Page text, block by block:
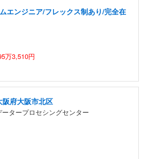
エンジニア/フレックス制あり/完全在
万3,510円
府大阪市北区
タープロセシングセンター